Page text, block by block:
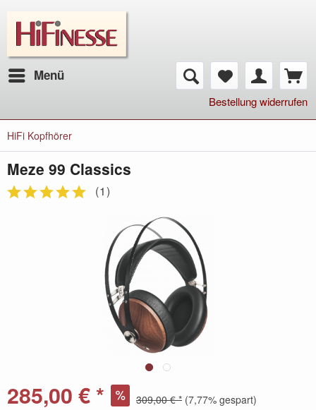
Menü
Bestellung widerrufen
HiFi Kopfhörer
Meze 99 Classics
(1)
285,00 € * 309,00 € * (7,77% gespart)